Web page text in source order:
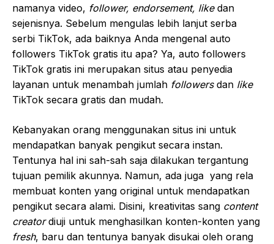
namanya video, follower, endorsement, likedan
sejenisnya. Sebelum mengulas lebih lanjut serba
serbi TikTok, ada baiknya Anda mengenal auto
followers TikTok gratis itu apa? Ya, auto followers
TikTok gratis ini merupakan situs atau penyedia
layanan untuk menambah jumlah followersdan like
TikTok secara gratis dan mudah.
Kebanyakan orang menggunakan situs ini untuk
mendapatkan banyak pengikut secara instan.
Tentunya hal ini sah-sah saja dilakukan tergantung
tujuan pemilik akunnya. Namun, ada juga yang rela
membuat konten yang original untuk mendapatkan
pengikut secara alami. Disini, kreativitas sang content
creatordiuji untuk menghasilkan konten-konten yang
fresh, baru dan tentunya banyak disukai oleh orang